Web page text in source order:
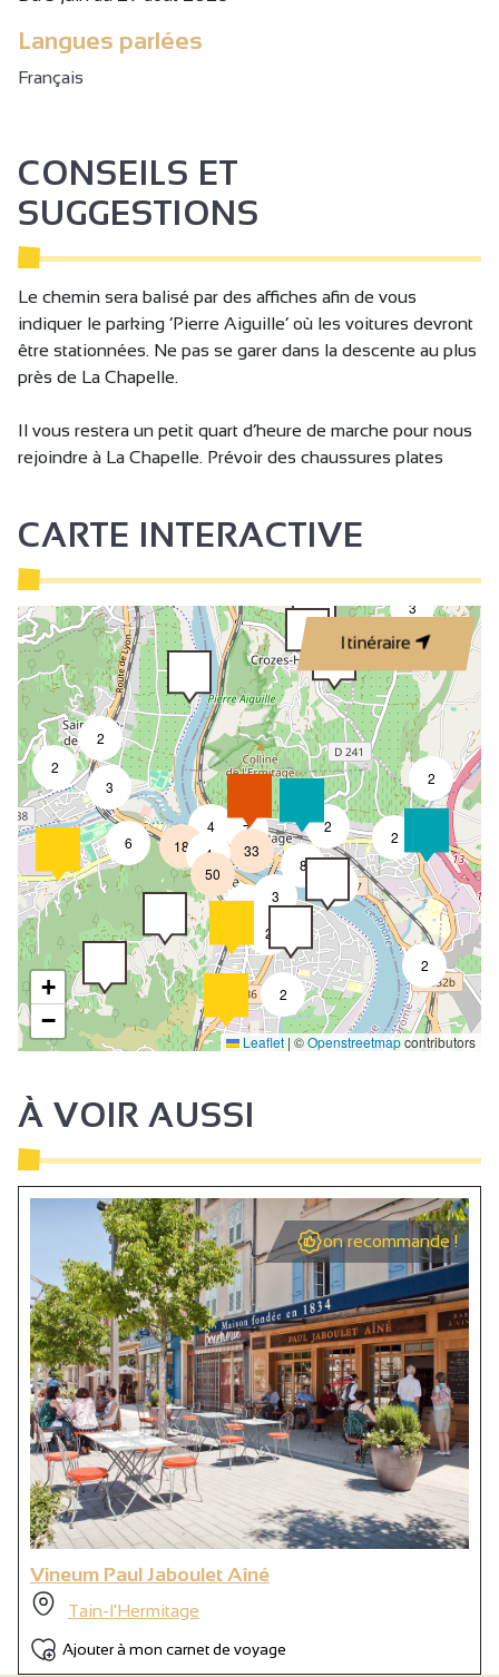
Langues parlées
Français
CONSEILS ET
SUGGESTIONS
Le chemin sera balisé par des affiches afin de vous
indiquer le parking ‘Pierre Aiguille’ où les voitures devront
être stationnées. Ne pas se garer dans la descente au plus
près de La Chapelle.
Il vous restera un petit quart d’heure de marche pour nous
rejoindre à La Chapelle. Prévoir des chaussures plates
CARTE INTERACTIVE
Itinéraire
2
2
2
2
3
2
2
2
8
2
3
6
4
4
18
7
2
3
50
33
+
−
Leaflet | ©Openstreetmapcontributors
À VOIR AUSSI
on recommande !
Vineum Paul Jaboulet Aîné
Tain-l'Hermitage
Ajouter à mon carnet de voyage